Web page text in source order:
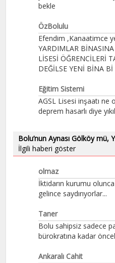
bekle
ÖzBolulu
Efendim ,Kanaatimce
YARDIMLAR
LİSESİ ÖĞRENCİLERİ
DEĞİLSE YENİ BİNA Bİ
Eğitim Sistemi
AGSL Lisesi inşaatı ne
deprem hasarlı diye
Bolu’nun Aynası Gölköy mü,
İlgili haberi göster
olmaz
İktidarın kurumu
gelince saydırıyorlar...
Taner
Bolu sahipsiz sadece
bürokratına kadar
Ankaralı Cahit